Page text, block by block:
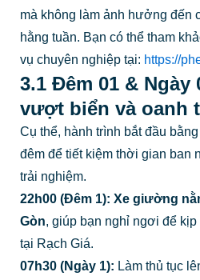
mà không làm ảnh hưởng đến
hằng tuần. Bạn có thể tham
vụ chuyên nghiệp tại: https://
3.1 Đêm 01 & Ngày
vượt biển và oanh
Cụ thể, hành trình bắt đầu
đêm để tiết kiệm thời gian ban
trải nghiệm.
22h00 (Đêm 1): Xe giường
Gòn, giúp bạn nghỉ ngơi để
tại Rạch Giá.
07h30 (Ngày 1): Làm thủ tục